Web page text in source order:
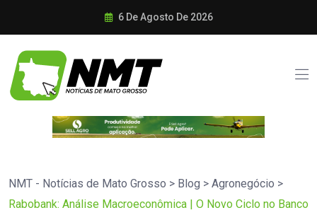
6 De Agosto De 2026
NMT - Notícias de Mato Grosso > Blog > Agronegócio >
Rabobank: Análise Macroeconômica | O Novo Ciclo no Banco